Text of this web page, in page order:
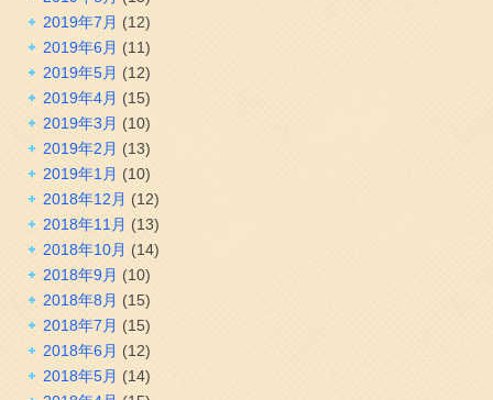
2019年7月 (12)
2019年6月 (11)
2019年5月 (12)
2019年4月 (15)
2019年3月 (10)
2019年2月 (13)
2019年1月 (10)
2018年12月 (12)
2018年11月 (13)
2018年10月 (14)
2018年9月 (10)
2018年8月 (15)
2018年7月 (15)
2018年6月 (12)
2018年5月 (14)